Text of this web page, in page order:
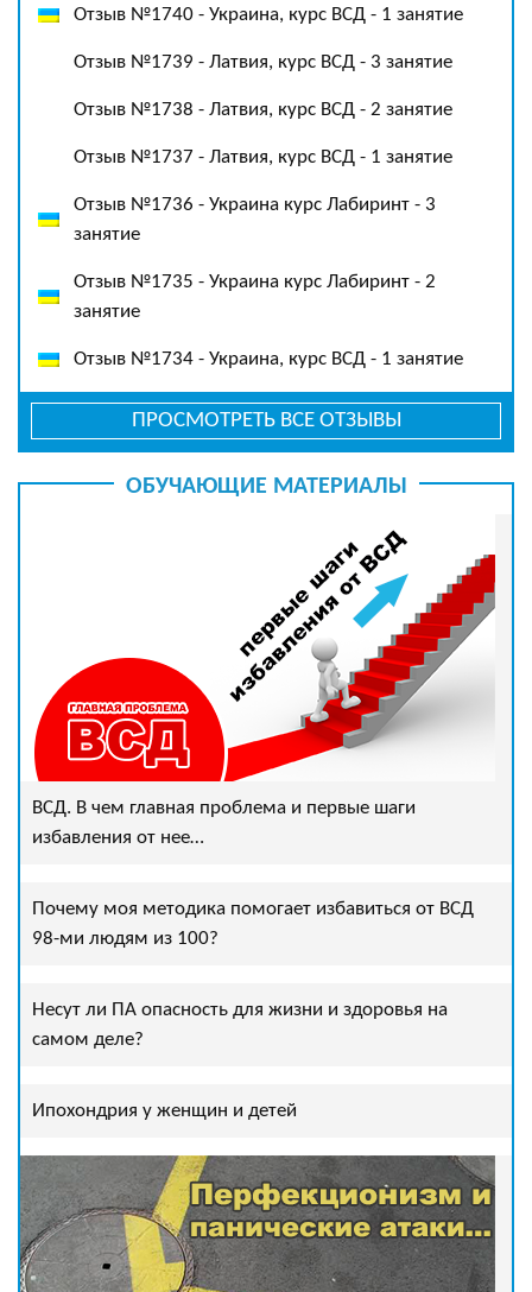
Отзыв №1740 - Украина, курс ВСД - 1 занятие
Отзыв №1739 - Латвия, курс ВСД - 3 занятие
Отзыв №1738 - Латвия, курс ВСД - 2 занятие
Отзыв №1737 - Латвия, курс ВСД - 1 занятие
Отзыв №1736 - Украина курс Лабиринт - 3
занятие
Отзыв №1735 - Украина курс Лабиринт - 2
занятие
Отзыв №1734 - Украина, курс ВСД - 1 занятие
ПРОСМОТРЕТЬ ВСЕ ОТЗЫВЫ
ОБУЧАЮЩИЕ МАТЕРИАЛЫ
ВСД. В чем главная проблема и первые шаги
избавления от нее…
Почему моя методика помогает избавиться от ВСД
98-ми людям из 100?
Несут ли ПА опасность для жизни и здоровья на
самом деле?
Ипохондрия у женщин и детей